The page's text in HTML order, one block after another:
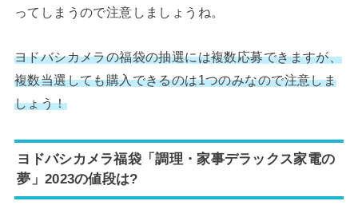
ってしまうので注意しましょうね。
ヨドバシカメラの福袋の抽選には複数応募できますが、
複数当選しても購入できるのは1つのみなので注意しま
しょう！
ヨドバシカメラ福袋「調理・家事デラックス家電の
夢」2023の値段は?